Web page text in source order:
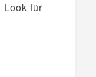
Look für